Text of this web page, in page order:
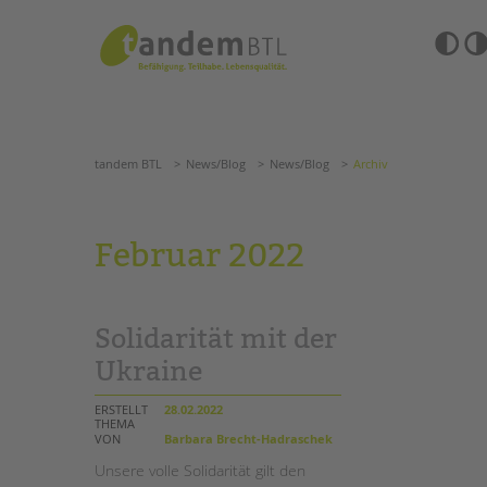
Barrierefrei-
ANGEBOTE
KITA & FRÜHE HILFEN
Grundschulen
Oberschulen
Förderzentren
Kollegs
EFöB
Tagesgruppen
TANDEM BTL
tandem BTL News/Blog
tandem BTL News/Blog News/Blog Archiv
Februar 2022
Solidarität mit der
Ukraine
ERSTELLT
28.02.2022
THEMA
VON
Barbara Brecht-Hadraschek
Unsere volle Solidarität gilt den